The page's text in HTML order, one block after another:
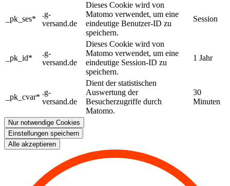
_pk_ses*
.g-
versand.de
Dieses Cookie wird von
Matomo verwendet, um eine
eindeutige Benutzer-ID zu
speichern.
Session
_pk_id*
.g-
versand.de
Dieses Cookie wird von
Matomo verwendet, um eine
eindeutige Session-ID zu
speichern.
1 Jahr
_pk_cvar*
.g-
versand.de
Dient der statistischen
Auswertung der
Besucherzugriffe durch
Matomo.
30
Minuten
Nur notwendige Cookies
Einstellungen speichern
Alle akzeptieren